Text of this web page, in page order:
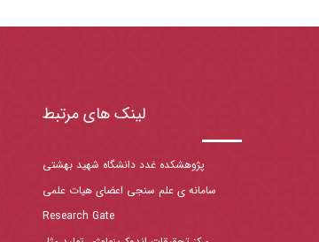
لینک های مرتبط
پژوهشکده غدد دانشگاه شهید بهشتی
سامانه ی علم سنجی اعضای هیات علمی
Research Gate